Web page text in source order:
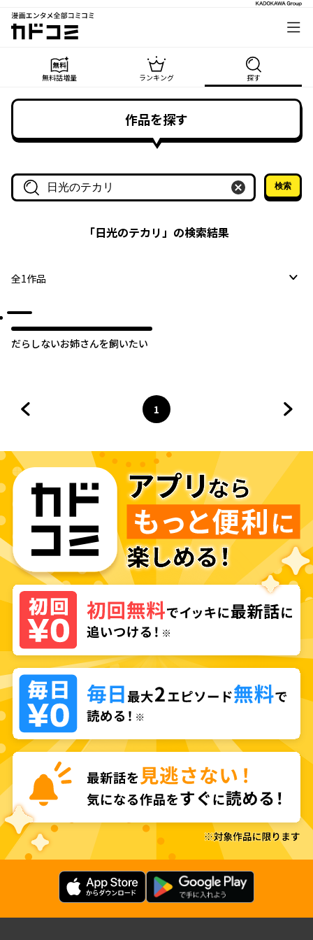
漫画エンタメ全部コミコミ
カドコミ
無料話増量 ランキング 探す
作品を探す
作品名・作家名で探す
検索
「日光のテカリ」の検索結果
全1作品
だらしないお姉さんを飼いたい
ページ
1
へ